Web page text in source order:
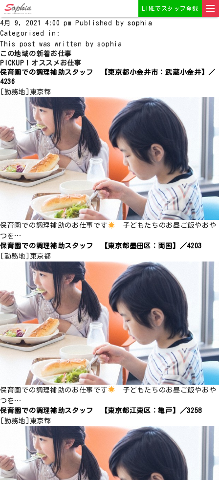
LINEでスタッフ登録
空いてる時間を有効に♫スーパーの鮮魚部門で品出しやパック詰め
作業スタッフ大募集
4月 9, 2021 4:00 pm
Published bysophia
Categorised in:
This post was written by sophia
この地域の新着お仕事
PICKUP！オススメお仕事
保育園での調理補助スタッフ 【東京都小金井市：武蔵小金井】／
4236
[勤務地]
東京都
保育園での調理補助のお仕事です
子どもたちのお昼ご飯やおや
つを…
保育園での調理補助スタッフ 【東京都墨田区：両国】／4203
[勤務地]
東京都
保育園での調理補助のお仕事です
子どもたちのお昼ご飯やおや
つを…
保育園での調理補助スタッフ 【東京都江東区：亀戸】／3258
[勤務地]
東京都